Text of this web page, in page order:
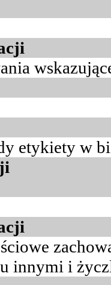
etykiety w
innymi i